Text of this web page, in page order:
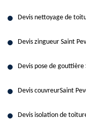
Devis nettoyage de
Devis zingueur Saint
Devis pose de gouttière
Devis couvreurSaint
Devis isolation de